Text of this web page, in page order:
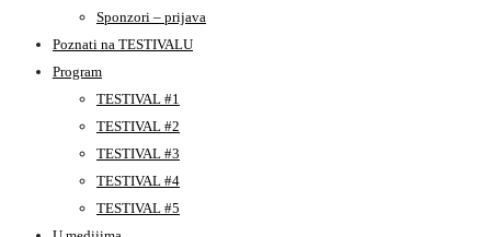
Sponzori – prijava
Poznati na TESTIVALU
Program
TESTIVAL #1
TESTIVAL #2
TESTIVAL #3
TESTIVAL #4
TESTIVAL #5